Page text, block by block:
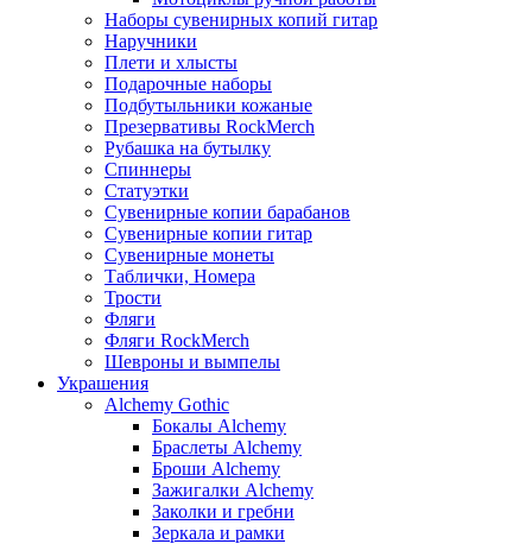
Наборы сувенирных копий гитар
Наручники
Плети и хлысты
Подарочные наборы
Подбутыльники кожаные
Презервативы RockMerch
Рубашка на бутылку
Спиннеры
Статуэтки
Сувенирные копии барабанов
Сувенирные копии гитар
Сувенирные монеты
Таблички, Номера
Трости
Фляги
Фляги RockMerch
Шевроны и вымпелы
Украшения
Alchemy Gothic
Бокалы Alchemy
Браслеты Alchemy
Броши Alchemy
Зажигалки Alchemy
Заколки и гребни
Зеркала и рамки